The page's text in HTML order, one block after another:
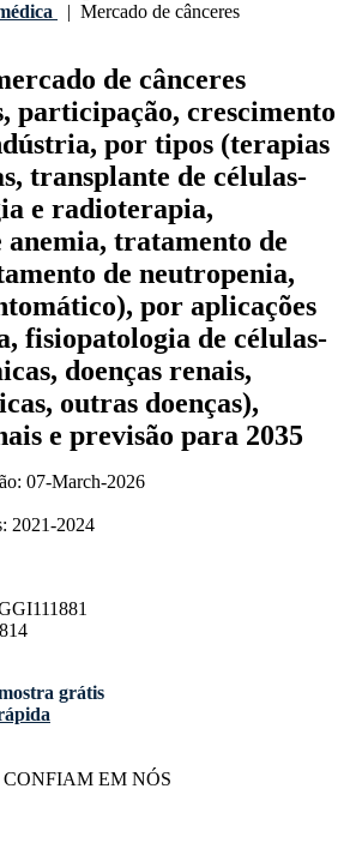
| Mercado de cânceres
de cânceres
participação, crescimento
por tipos (terapias
transplante de células-
e radioterapia,
tratamento de
de neutropenia,
por aplicações
fisiopatologia de células-
doenças renais,
outras doenças),
e previsão para 2035
07-March-2026
2021-2024
grátis
EM NÓS